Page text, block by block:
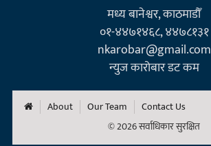
मध्य बानेश्वर, काठमाडौँ
०१-४४७१४६८, ४४७८१३१
nkarobar@gmail.com
न्युज कारोबार डट कम
About Our Team
Contact Us
© 2026 सर्वाधिकार सुरक्षित